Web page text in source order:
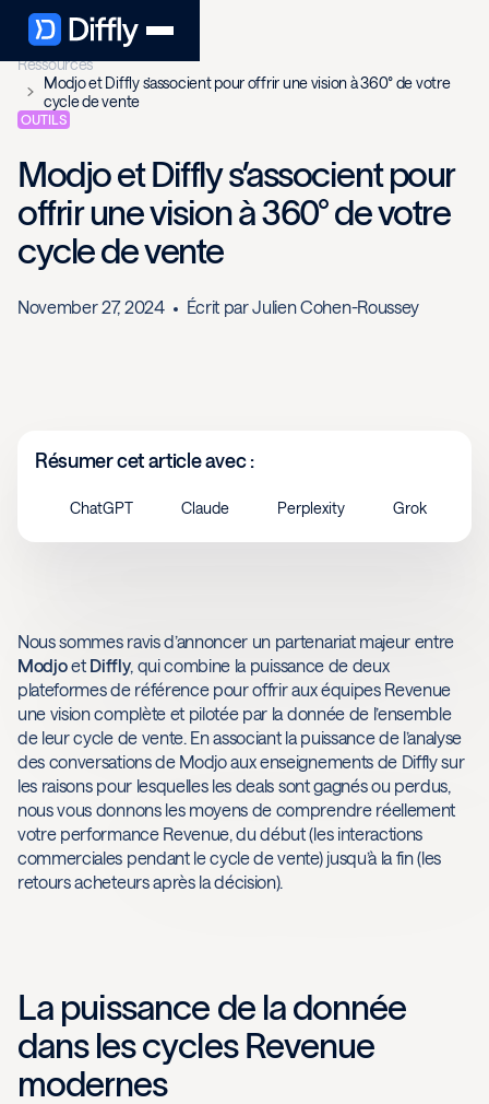
Ressources
Modjo et Diffly s’associent pour offrir une vision à 360° de votre
cycle de vente
OUTILS
Modjo et Diffly s’associent pour
offrir une vision à 360° de votre
cycle de vente
November 27, 2024 Écrit parJulien Cohen-Roussey
Résumer cet article avec :
ChatGPT Claude Perplexity Grok
Nous sommes ravis d’annoncer un partenariat majeur entre
Modjoet Diffly, qui combine la puissance de deux
plateformes de référence pour offrir aux équipes Revenue
une vision complète et pilotée par la donnée de l’ensemble
de leur cycle de vente. En associant la puissance de l’analyse
des conversations de Modjo aux enseignements de Diffly sur
les raisons pour lesquelles les deals sont gagnés ou perdus,
nous vous donnons les moyens de comprendre réellement
votre performance Revenue, du début (les interactions
commerciales pendant le cycle de vente) jusqu’à la fin (les
retours acheteurs après la décision).
La puissance de la donnée
dans les cycles Revenue
modernes